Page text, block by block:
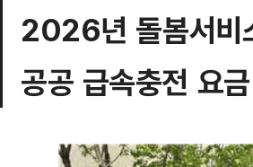
2026년 돌봄서비
공공 급속충전 요